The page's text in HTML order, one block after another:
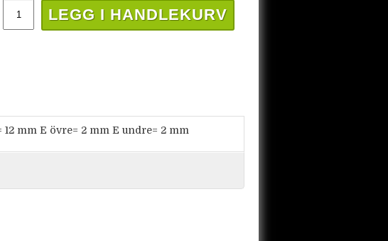
LEGG I HANDLEKURV
12 mm E övre= 2 mm E undre= 2 mm